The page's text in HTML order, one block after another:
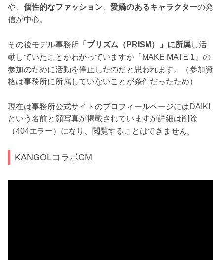
や、 個性的なファッション 愛嬌のあるキャラクターの発
信が中心。
その後モデル事務所 「プリズム（PRISM）」に所属し活
動していたことがわかっていますが『MAKE MATE 1』の
参加のために活動を停止したのだと思われます。（参加資
格は事務所に所属していないことが条件だったため）
現在は事務所公式サイトのプロフィールページにはDAIKI
という名前と顔写真が掲載されていますが詳細は削除
（404エラー）になり、閲覧することはできません。
KANGOLコラボCM